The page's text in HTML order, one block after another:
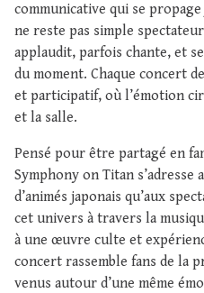
communicative qui se
ne reste pas simple
applaudit, parfois chante, et
du moment. Chaque concert
et participatif, où l’émotion
et la salle.
Pensé pour être partagé en
Symphony on Titan s’adresse
d’animés japonais qu’aux
cet univers à travers la
à une œuvre culte et
concert rassemble fans de la
venus autour d’une même